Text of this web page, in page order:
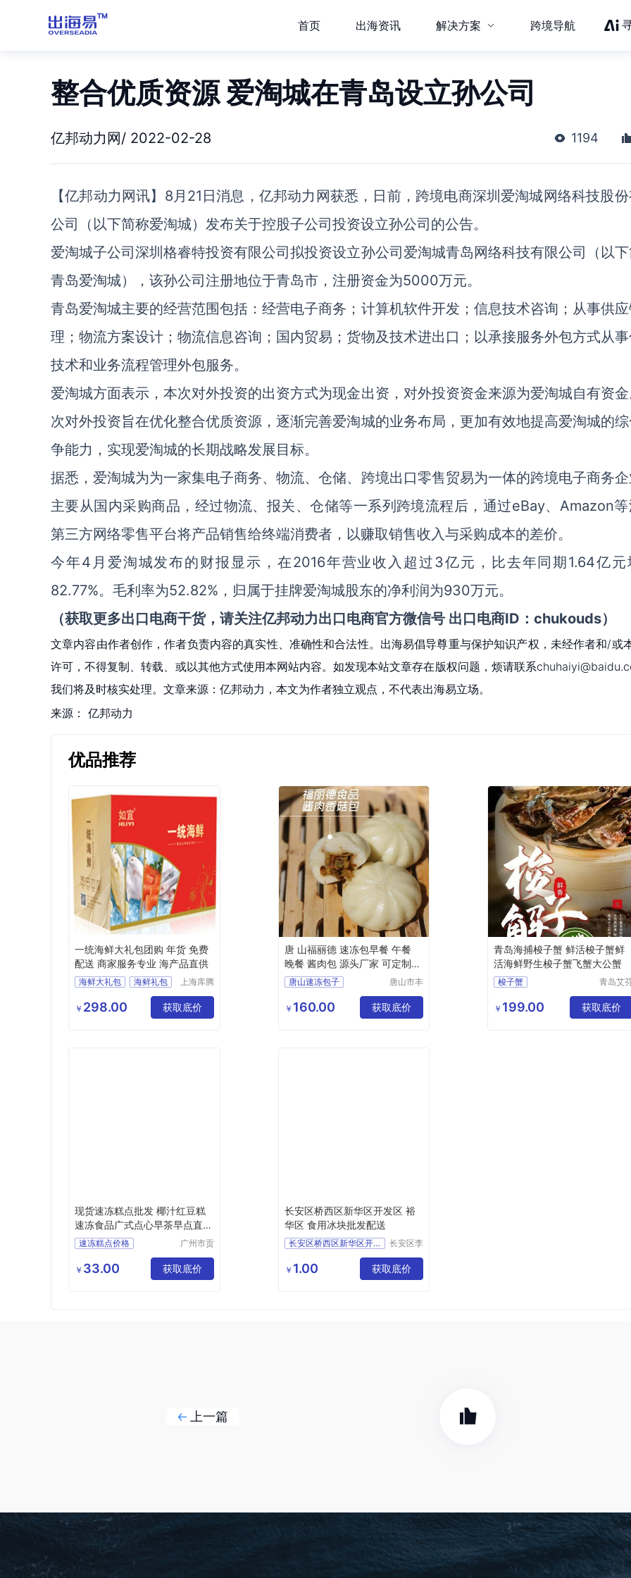
首页 出海资讯 解决方案 跨境导航
整合优质资源 爱淘城在青岛设立孙公司
亿邦动力网/ 2022-02-28 1194
【亿邦动力网讯】8月21日消息，亿邦动力网获悉，日前，跨境电商深圳爱淘城网络科技股
公司（以下简称爱淘城）发布关于控股子公司投资设立孙公司的公告。
爱淘城子公司深圳格睿特投资有限公司拟投资设立孙公司爱淘城青岛网络科技有限公司（以
青岛爱淘城），该孙公司注册地位于青岛市，注册资金为5000万元。
青岛爱淘城主要的经营范围包括：经营电子商务；计算机软件开发；信息技术咨询；从事供
理；物流方案设计；物流信息咨询；国内贸易；货物及技术进出口；以承接服务外包方式从
技术和业务流程管理外包服务。
爱淘城方面表示，本次对外投资的出资方式为现金出资，对外投资资金来源为爱淘城自有资
次对外投资旨在优化整合优质资源，逐渐完善爱淘城的业务布局，更加有效地提高爱淘城的
争能力，实现爱淘城的长期战略发展目标。
据悉，爱淘城为为一家集电子商务、物流、仓储、跨境出口零售贸易为一体的跨境电子商务
主要从国内采购商品，经过物流、报关、仓储等一系列跨境流程后，通过eBay、Amazon
第三方网络零售平台将产品销售给终端消费者，以赚取销售收入与采购成本的差价。
今年4月爱淘城发布的财报显示，在2016年营业收入超过3亿元，比去年同期1.64亿元
82.77%。毛利率为52.82%，归属于挂牌爱淘城股东的净利润为930万元。
（获取更多出口电商干货，请关注亿邦动力出口电商官方微信号 出口电商ID：chukouds）
文章内容由作者创作，作者负责内容的真实性、准确性和合法性。出海易倡导尊重与保护知识产权，未经作者和/或
许可，不得复制、转载、或以其他方式使用本网站内容。如发现本站文章存在版权问题，烦请联系
我们将及时核实处理。文章来源：亿邦动力，本文为作者独立观点，不代表出海易立场。
来源： 亿邦动力
优品推荐
一统海鲜大礼包团购 年货 免费
配送 商家服务专业 海产品直供
海鲜大礼包
海鲜礼包
上海库腾
公司
￥ 298.00 获取底价
唐 山福丽德 速冻包早餐 午餐
晚餐 酱肉包 源头厂家 可定制
发货快
唐山速冻包子
唐山早餐包子
唐山市丰
德速冻食
品厂
￥ 160.00 获取底价
青岛海捕梭子蟹 鲜活梭子蟹鲜
活海鲜野生梭子蟹飞蟹大公蟹
梭子蟹
野生梭子蟹
青岛艾
限公司
￥ 199.00 获取底价
现货速冻糕点批发 椰汁红豆糕
速冻食品广式点心早茶早点直销
价格 广州茶楼点心小吃
速冻糕点价格
速冻食品价格
广州市贡
理有限公
司
￥ 33.00 获取底价
长安区桥西区新华区开发区 裕
华区 食用冰块批发配送
长安区桥西区新华区开发区
长安区李
配送中心
￥ 1.00 获取底价
上一篇